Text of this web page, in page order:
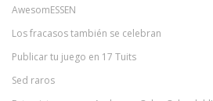
AwesomESSEN
Los fracasos también se celebran
Publicar tu juego en 17 Tuits
Sed raros